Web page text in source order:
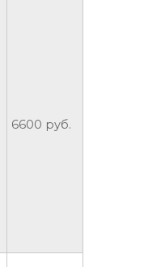
6600 руб.